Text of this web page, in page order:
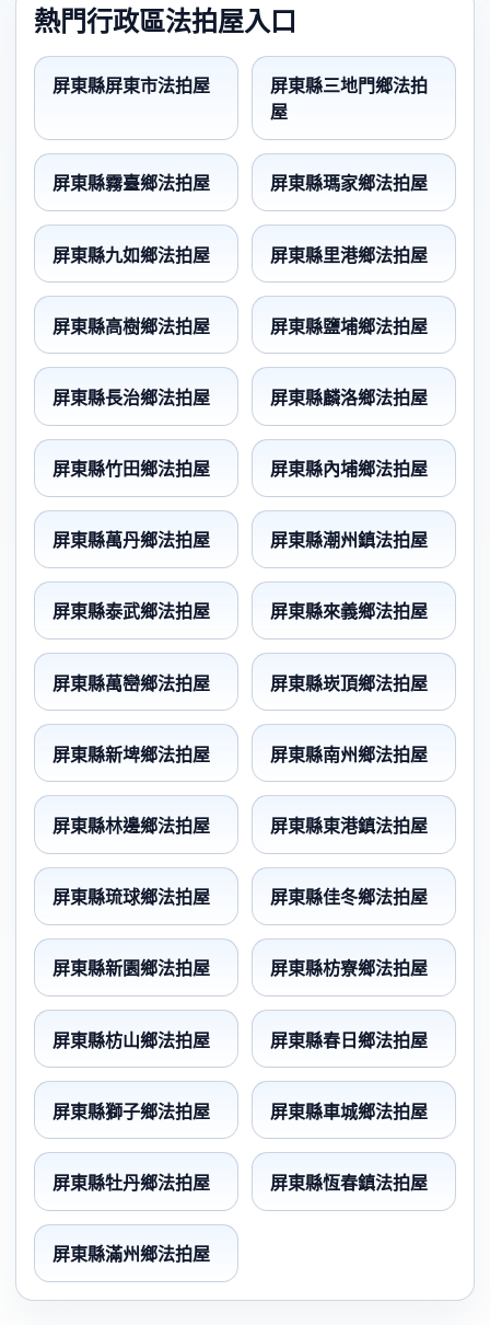
熱門行政區法拍屋入口
屏東縣屏東市法拍屋
屏東縣三地門鄉法拍
屋
屏東縣霧臺鄉法拍屋 屏東縣瑪家鄉法拍屋
屏東縣九如鄉法拍屋 屏東縣里港鄉法拍屋
屏東縣高樹鄉法拍屋 屏東縣鹽埔鄉法拍屋
屏東縣長治鄉法拍屋 屏東縣麟洛鄉法拍屋
屏東縣竹田鄉法拍屋 屏東縣內埔鄉法拍屋
屏東縣萬丹鄉法拍屋 屏東縣潮州鎮法拍屋
屏東縣泰武鄉法拍屋 屏東縣來義鄉法拍屋
屏東縣萬巒鄉法拍屋 屏東縣崁頂鄉法拍屋
屏東縣新埤鄉法拍屋 屏東縣南州鄉法拍屋
屏東縣林邊鄉法拍屋 屏東縣東港鎮法拍屋
屏東縣琉球鄉法拍屋 屏東縣佳冬鄉法拍屋
屏東縣新園鄉法拍屋 屏東縣枋寮鄉法拍屋
屏東縣枋山鄉法拍屋 屏東縣春日鄉法拍屋
屏東縣獅子鄉法拍屋 屏東縣車城鄉法拍屋
屏東縣牡丹鄉法拍屋 屏東縣恆春鎮法拍屋
屏東縣滿州鄉法拍屋